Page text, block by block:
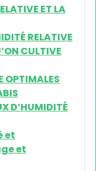
ET LA
RELATIVE
CULTIVE
OPTIMALES
D’HUMIDITÉ
et
et